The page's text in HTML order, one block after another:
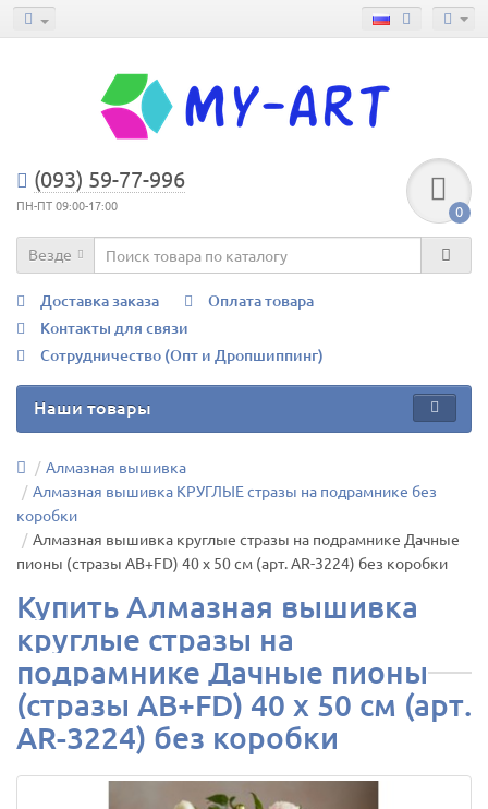
(093) 59-77-996
ПН-ПТ 09:00-17:00 0
Везде
Доставка заказа
Оплата товара
Контакты для связи
Сотрудничество (Опт и Дропшиппинг)
Наши товары
Алмазная вышивка
Алмазная вышивка КРУГЛЫЕ стразы на подрамнике без
коробки
Алмазная вышивка круглые стразы на подрамнике Дачные
пионы (стразы AB+FD) 40 х 50 см (арт. AR-3224) без коробки
Купить Алмазная вышивка
круглые стразы на
подрамнике Дачные пионы
(стразы AB+FD) 40 х 50 см (арт.
AR-3224) без коробки